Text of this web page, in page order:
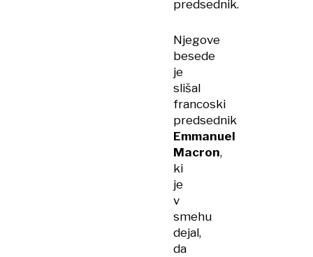
predsednik.
Njegove
besede
je
slišal
francoski
predsednik
Emmanuel
Macron,
ki
je
v
smehu
dejal,
da